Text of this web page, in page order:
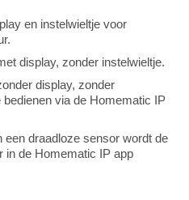
en instelwieltje voor
display, zonder instelwieltje.
display, zonder
bedienen via de Homematic IP
een draadloze sensor wordt de
in de Homematic IP app